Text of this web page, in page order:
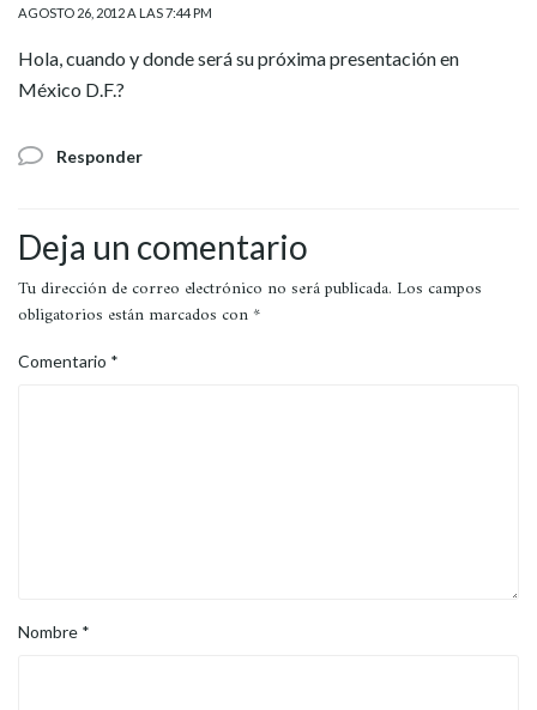
AGOSTO 26, 2012 A LAS 7:44 PM
Hola, cuando y donde será su próxima presentación en
México D.F.?
Responder
Deja un comentario
Tu dirección de correo electrónico no será publicada. Los campos
obligatorios están marcados con *
Comentario *
Nombre *